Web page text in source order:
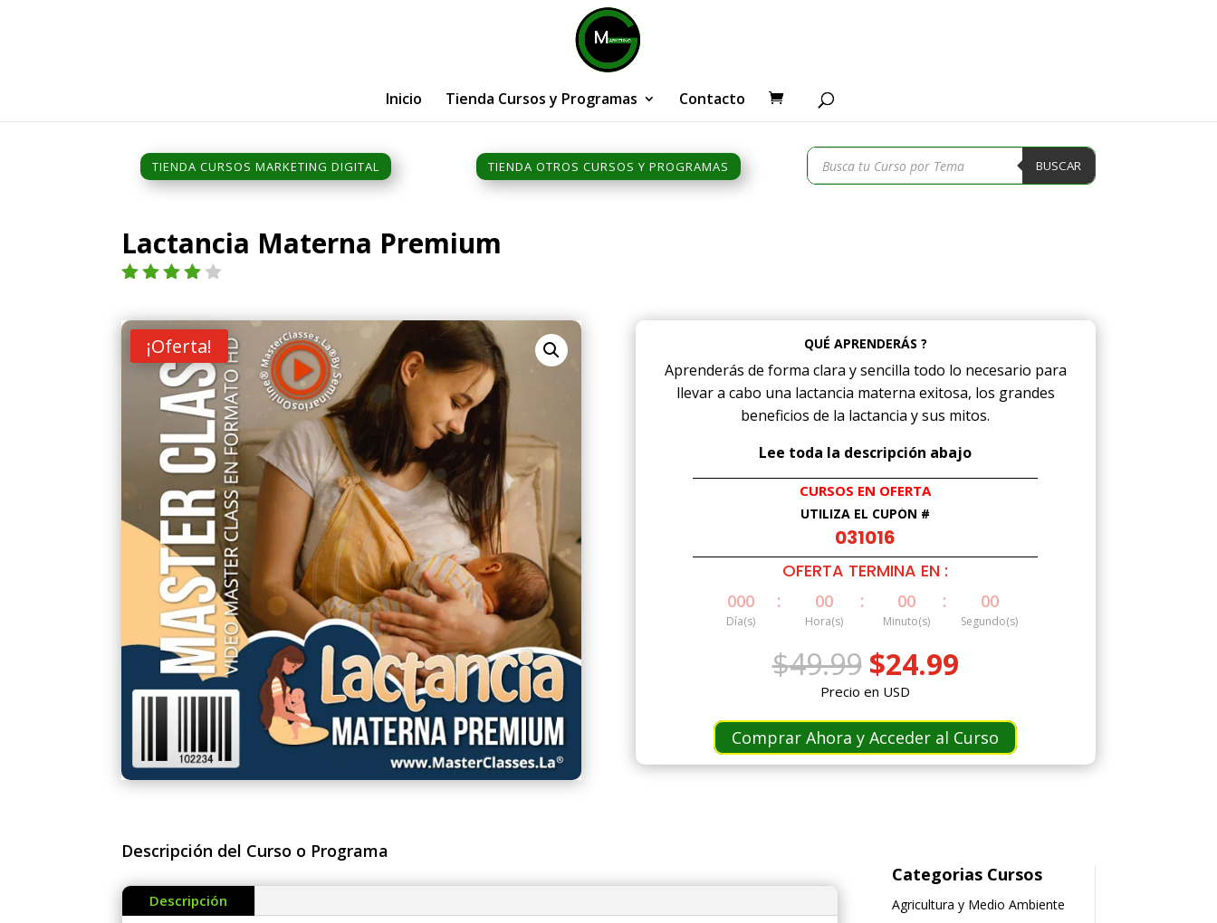
Inicio Tienda Cursos y Programas Contacto
TIENDA CURSOS MARKETING DIGITAL TIENDA OTROS CURSOS Y PROGRAMAS
Búsqueda
de
productos
BUSCAR
Lactancia Materna Premium
4.00de
5 en
base a
valoraci
ón de
¡Oferta! QUÉ APRENDERÁS ?
Aprenderás de forma clara y sencilla todo lo necesario para
llevar a cabo una lactancia materna exitosa, los grandes
beneficios de la lactancia y sus mitos.
Lee toda la descripción abajo
CURSOS EN OFERTA
UTILIZA EL CUPÓN #
031016
OFERTA TERMINA EN :
000
Día(s)
: 00
Hora(s)
: 00
Minuto(s)
: 00
Segundo(s)
$49.99 El
precio
original
era:
$49.99.
$24.99El
es:
$24.99.
Precio en USD
Comprar Ahora y Acceder al Curso
Descripción del Curso o Programa
Descripción
Categorias Cursos
Agricultura y Medio Ambiente